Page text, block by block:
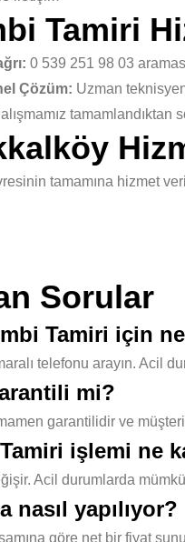
Tamiri
0 539 251 98 03
Çözüm: Uzman
tamamlandıktan
tamamına hizmet
Sorular
Tamiri için
telefonu arayın. Acil
mi?
garantilidir ve
işlemi ne
Acil durumlarda
nasıl yapılıyor?
göre net bir fiyat